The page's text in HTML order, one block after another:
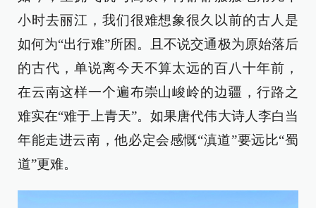
小时去丽江，我们很难想象很久以前的古人是
如何为“出行难”所困。且不说交通极为原始落后
的古代，单说离今天不算太远的百八十年前，
在云南这样一个遍布崇山峻岭的边疆，行路之
难实在“难于上青天”。如果唐代伟大诗人李白当
年能走进云南，他必定会感慨“滇道”要远比“蜀
道”更难。